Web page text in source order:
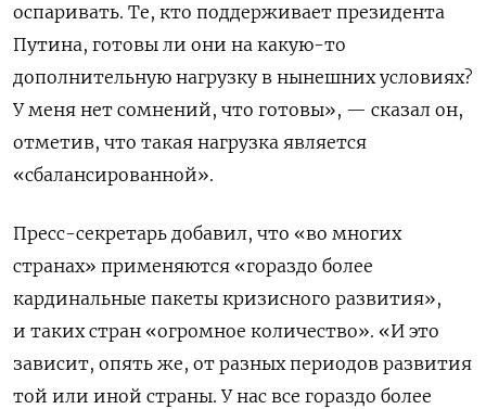
оспаривать. Те, кто поддерживает президента
Путина, готовы ли они на какую-то
дополнительную нагрузку в нынешних условиях?
У меня нет сомнений, что готовы», — сказал он,
отметив, что такая нагрузка является
«сбалансированной».
Пресс-секретарь добавил, что «во многих
странах» применяются «гораздо более
кардинальные пакеты кризисного развития»,
и таких стран «огромное количество». «И это
зависит, опять же, от разных периодов развития
той или иной страны. У нас все гораздо более